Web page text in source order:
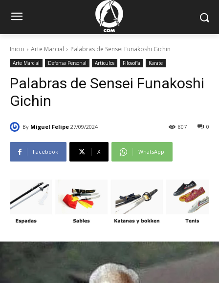
Inicio Arte Marcial Palabras de Sensei Funakoshi Gichin
Arte Marcial Defensa Personal Artículos Filosofía Karate
Palabras de Sensei Funakoshi
Gichin
By Miguel Felipe 27/09/2024 0
807
Facebook X WhatsApp